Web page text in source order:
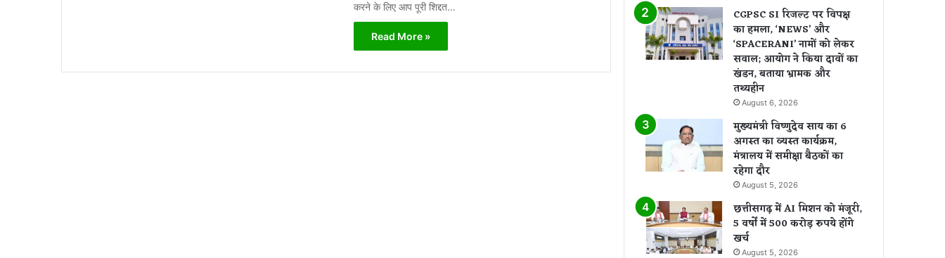
करने के लिए आप पूरी शिद्दत…
Read More »
CGPSC SI रिजल्ट पर विपक्ष
का हमला, ‘NEWS’ और
‘SPACERANI’ नामों को लेकर
सवाल; आयोग ने किया दावों का
खंडन, बताया भ्रामक और
तथ्यहीन
August 6, 2026
मुख्यमंत्री विष्णुदेव साय का 6
अगस्त का व्यस्त कार्यक्रम,
मंत्रालय में समीक्षा बैठकों का
रहेगा दौर
August 5, 2026
छत्तीसगढ़ में AI मिशन को मंजूरी,
5 वर्षों में 500 करोड़ रुपये होंगे
खर्च
August 5, 2026